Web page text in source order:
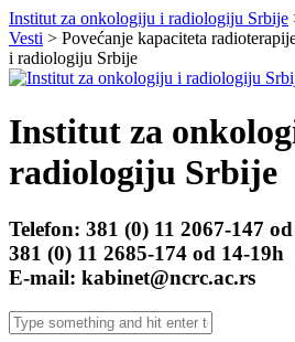
Institut za onkologiju i radiologiju Srbije
Vesti > Povećanje kapaciteta
i radiologiju Srbije
Institut za
radiologiju Srbije
Telefon: 381 (0) 11 2067-147
381 (0) 11 2685-174 od 14-19h
E-mail: kabinet@ncrc.ac.rs